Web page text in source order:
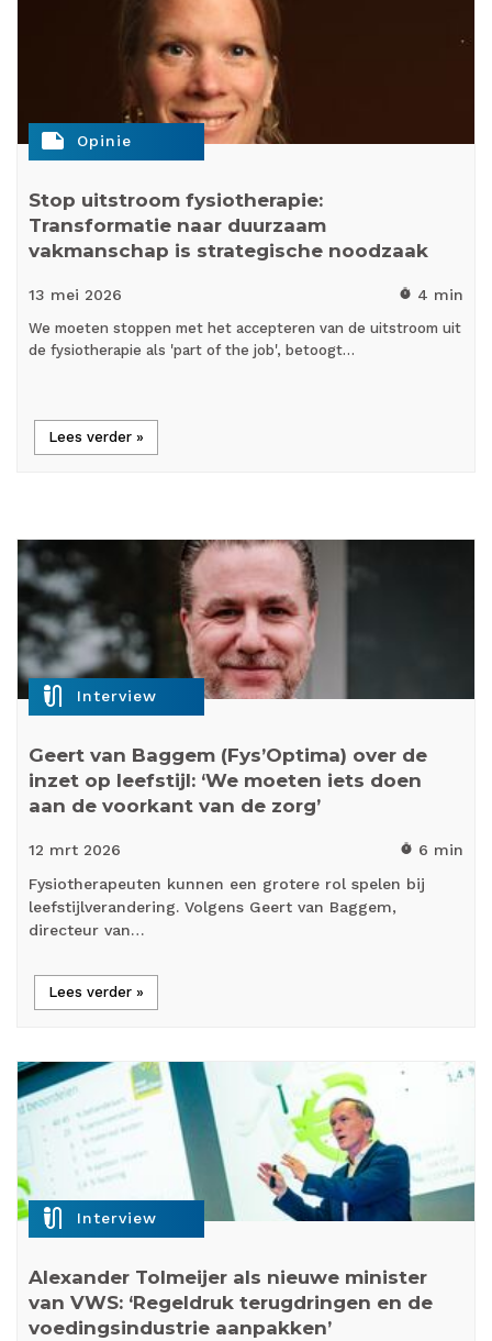
note Opinie
Stop uitstroom fysiotherapie:
Transformatie naar duurzaam
vakmanschap is strategische noodzaak
13 mei 2026 timer 4 min
We moeten stoppen met het accepteren van de uitstroom uit
de fysiotherapie als 'part of the job', betoogt…
Lees verder »
mic_external_on Interview
Geert van Baggem (Fys’Optima) over de
inzet op leefstijl: ‘We moeten iets doen
aan de voorkant van de zorg’
12 mrt 2026 timer 6 min
Fysiotherapeuten kunnen een grotere rol spelen bij
leefstijlverandering. Volgens Geert van Baggem,
directeur van…
Lees verder »
mic_external_on Interview
Alexander Tolmeijer als nieuwe minister
van VWS: ‘Regeldruk terugdringen en de
voedingsindustrie aanpakken’